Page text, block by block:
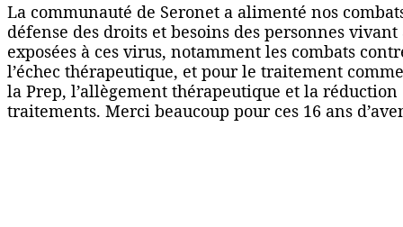
La communauté de Seronet a alimenté nos
défense des droits et besoins des personnes
exposées à ces virus, notamment les combats
l’échec thérapeutique, et pour le traitement
la Prep, l’allègement thérapeutique et la
traitements. Merci beaucoup pour ces 16 ans